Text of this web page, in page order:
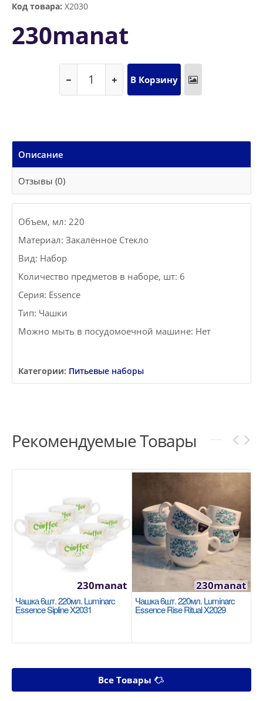
Код товара: X2030
230manat
Описание
Отзывы (0)
Объем, мл: 220
Материал: Закалённое Стекло
Вид: Набор
Количество предметов в наборе, шт: 6
Серия: Essence
Тип: Чашки
Можно мыть в посудомоечной машине: Нет
Категории: Питьевые наборы
Рекомендуемые Товары
Чашка 6шт. 220мл. Luminarc
Essence Sipline X2031
230manat
Чашка 6шт. 220мл. Luminarc
Essence Rise Ritual X2029
230manat
Все Товары